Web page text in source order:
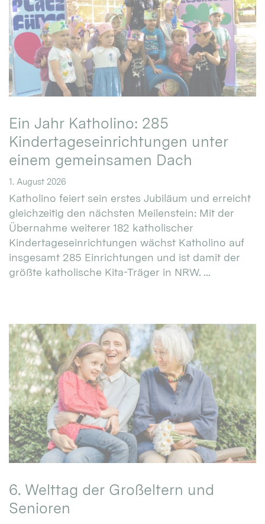
Ein Jahr Katholino: 285
Kindertageseinrichtungen unter
einem gemeinsamen Dach
1. August 2026
Katholino feiert sein erstes Jubiläum und erreicht
gleichzeitig den nächsten Meilenstein: Mit der
Übernahme weiterer 182 katholischer
Kindertageseinrichtungen wächst Katholino auf
insgesamt 285 Einrichtungen und ist damit der
größte katholische Kita-Träger in NRW. ...
6. Welttag der Großeltern und
Senioren